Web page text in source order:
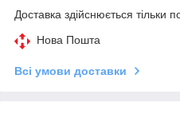
Доставка здійснюється тільки
Нова Пошта
Всі умови доставки